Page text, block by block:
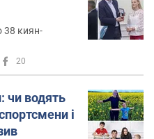
38 киян-
20
чи водять
і